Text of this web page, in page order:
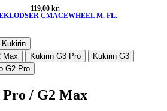
119,00 kr.
CMACEWHEEL M. FL.
Kukirin
Max
Kukirin G3 Pro
Kukirin G3
G2 Pro
/ G2 Max